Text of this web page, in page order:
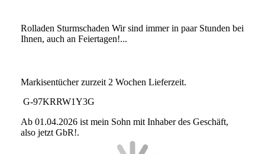
Rolladen Sturmschaden Wir sind immer in paar Stunden bei
Ihnen, auch an Feiertagen!...
Markisentücher zurzeit 2 Wochen Lieferzeit.
G-97KRRW1Y3G
Ab 01.04.2026 ist mein Sohn mit Inhaber des Geschäft,
also jetzt GbR!.